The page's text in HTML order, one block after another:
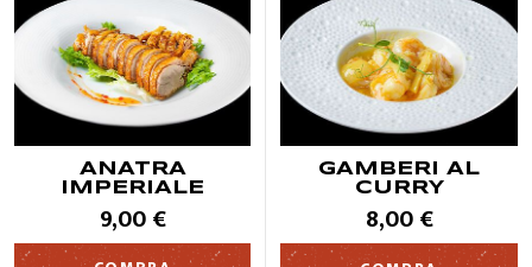
ANATRA
IMPERIALE
9,00 €
GAMBERI AL
CURRY
8,00 €